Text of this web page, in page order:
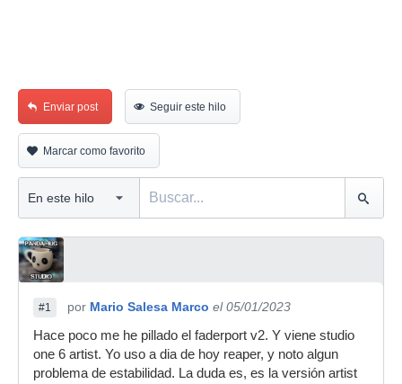
Enviar post Seguir este hilo
Marcar como favorito
#1 por Mario Salesa Marco el 05/01/2023
Hace poco me he pillado el faderport v2. Y viene studio
one 6 artist. Yo uso a dia de hoy reaper, y noto algun
problema de estabilidad. La duda es, es la versión artist